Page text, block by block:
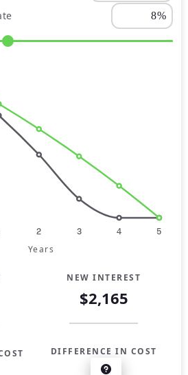
2 3 4 5
Years
NEW INTEREST
$2,165
DIFFERENCE IN COST